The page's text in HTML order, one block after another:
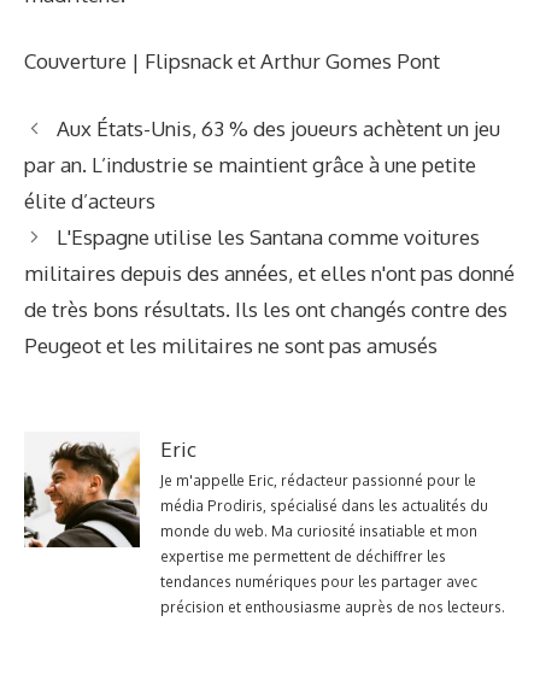
Couverture | Flipsnack et Arthur Gomes Pont
Aux États-Unis, 63 % des joueurs achètent un jeu
par an. L’industrie se maintient grâce à une petite
élite d’acteurs
L'Espagne utilise les Santana comme voitures
militaires depuis des années, et elles n'ont pas donné
de très bons résultats. Ils les ont changés contre des
Peugeot et les militaires ne sont pas amusés
Eric
Je m'appelle Eric, rédacteur passionné pour le
média Prodiris, spécialisé dans les actualités du
monde du web. Ma curiosité insatiable et mon
expertise me permettent de déchiffrer les
tendances numériques pour les partager avec
précision et enthousiasme auprès de nos lecteurs.